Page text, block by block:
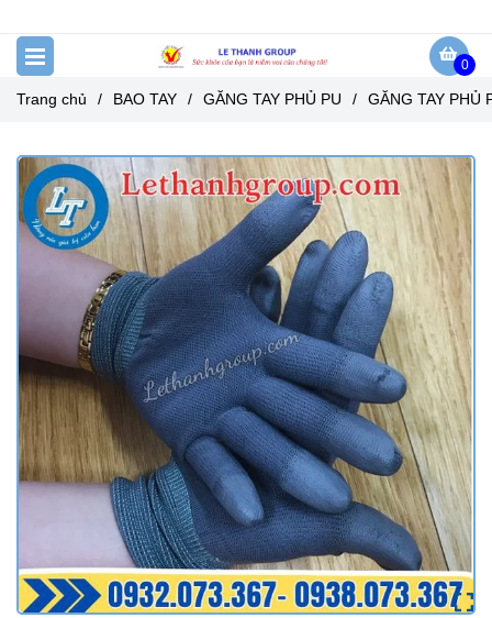
0
Trang chủ / BAO TAY / GĂNG TAY PHỦ PU / GĂNG TAY PHỦ